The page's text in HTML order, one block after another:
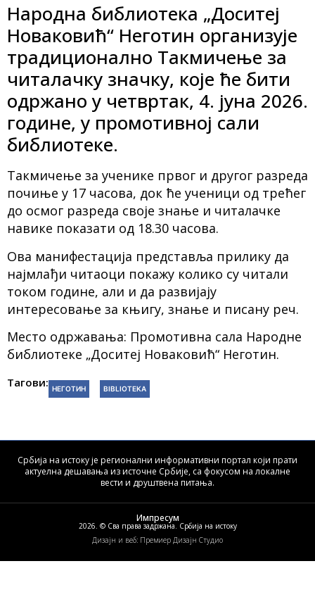
Народна библиотека „Доситеј
Новаковић“ Неготин организује
традиционално Такмичење за
читалачку значку, које ће бити
одржано у четвртак, 4. јуна 2026.
године, у промотивној сали
библиотеке.
Такмичење за ученике првог и другог разреда
почиње у 17 часова, док ће ученици од трећег
до осмог разреда своје знање и читалачке
навике показати од 18.30 часова.
Ова манифестација представља прилику да
најмлађи читаоци покажу колико су читали
током године, али и да развијају
интересовање за књигу, знање и писану реч.
Место одржавања: Промотивна сала Народне
библиотеке „Доситеј Новаковић“ Неготин.
Тагови: НЕГОТИН BIBLIOTEKA
Србија на истоку је регионални информативни портал који прати
актуелна дешавања из источне Србије, са фокусом на локалне
вести и друштвена питања.
2026. © Сва права задржана. Србија на истоку
Импресум
Дизајн и веб: Премиер Дизајн Студио